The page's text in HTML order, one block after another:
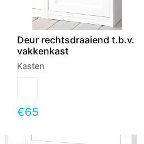
Deur rechtsdraaiend t.b.v.
vakkenkast
Kasten
€65